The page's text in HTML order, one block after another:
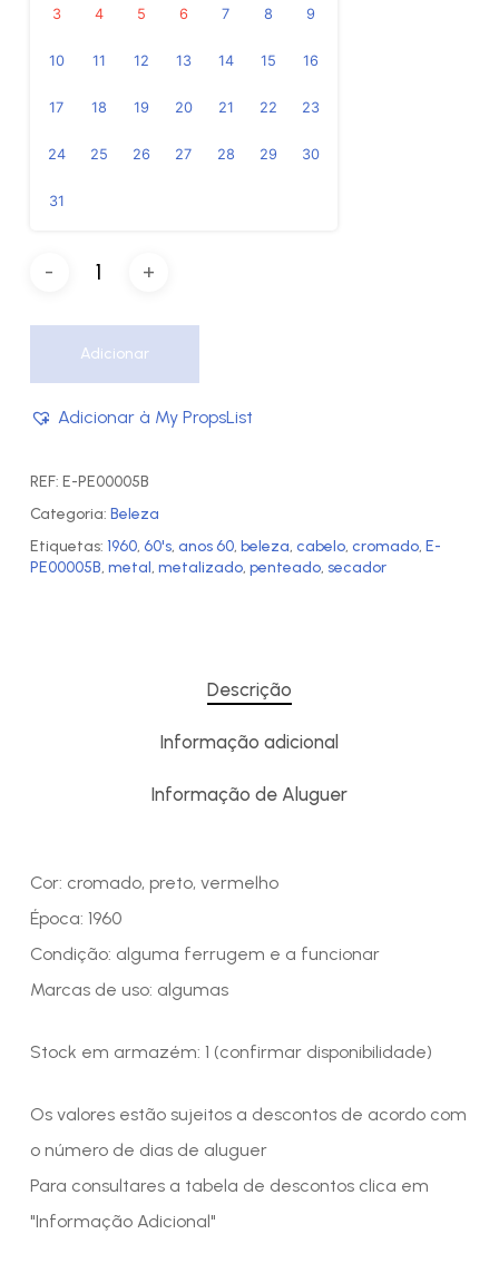
3 4 5 6 7 8 9
10 11 12 13 14 15 16
17 18 19 20 21 22 23
24 25 26 27 28 29 30
31
Adicionar
Adicionar à My PropsList
REF: E-PE00005B
Categoria: Beleza
Etiquetas: 1960, 60's, anos 60, beleza, cabelo, cromado, E-
PE00005B, metal, metalizado, penteado, secador
Descrição
Informação adicional
Informação de Aluguer
Cor: cromado, preto, vermelho
Época: 1960
Condição: alguma ferrugem e a funcionar
Marcas de uso: algumas
Stock em armazém: 1 (confirmar disponibilidade)
Os valores estão sujeitos a descontos de acordo com
o número de dias de aluguer
Para consultares a tabela de descontos clica em
"Informação Adicional"